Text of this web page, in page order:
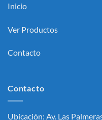
Inicio
Ver Productos
Contacto
Contacto
Ubicación: Av. Las